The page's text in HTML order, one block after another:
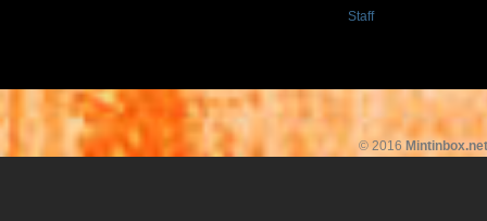
Staff
© 2016 Mintinbox.net